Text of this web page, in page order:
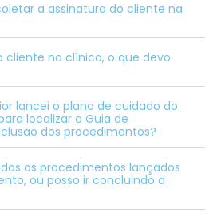
a assinatura do cliente na
cliente na clínica, o que devo
lancei o plano de cuidado do
localizar a Guia de
dos procedimentos?
os procedimentos lançados
ou posso ir concluindo a